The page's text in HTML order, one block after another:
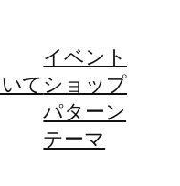
て
イベント
ショップ
パターン
テーマ